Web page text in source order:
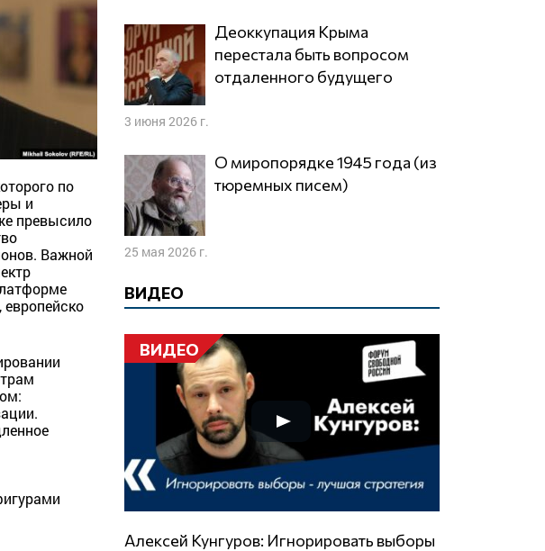
по
и
превысило
Важной
Деоккупация Крыма
перестала быть вопросом
отдаленного будущего
3 июня 2026 г.
О миропорядке 1945 года (из
тюремных писем)
25 мая 2026 г.
ВИДЕО
ВИДЕО
Алексей Кунгуров: Игнорировать выборы